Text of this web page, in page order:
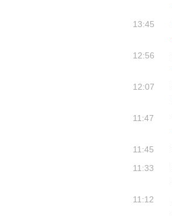
13:45
12:56
12:07
11:47
11:45
11:33
11:12